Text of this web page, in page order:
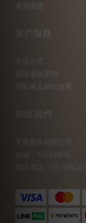
會員優惠
客戶服務
寄送方式
退貨退款原則
隱私權及網站使用
聯絡我們
天豐寢具有限公司
統編：94134896
聯絡電話：03-